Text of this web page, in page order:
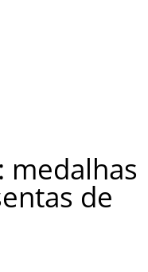
medalhas
de